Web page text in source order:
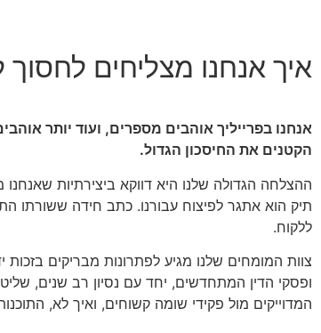
איך אנחנו מצליחים לחסוך
אנחנו בפרייליך אוהבים מספרים, ועוד יותר
הקטנים את החיסכון הגדול.
ההצלחה הגדולה שלנו היא דווקא ביצירתיות
תיק הוא אתגר לפיצוח עבורנו. כתב חידה ששורתו
ללקוח.
צוות המומחים שלנו מגיע לפתרונות מבריקים בזכות
ופסקי הדין המתחדשים, יחד עם נסיון רב שנים,
המדוייקים מול פקידי שומה קשוחים, ואיך לא,